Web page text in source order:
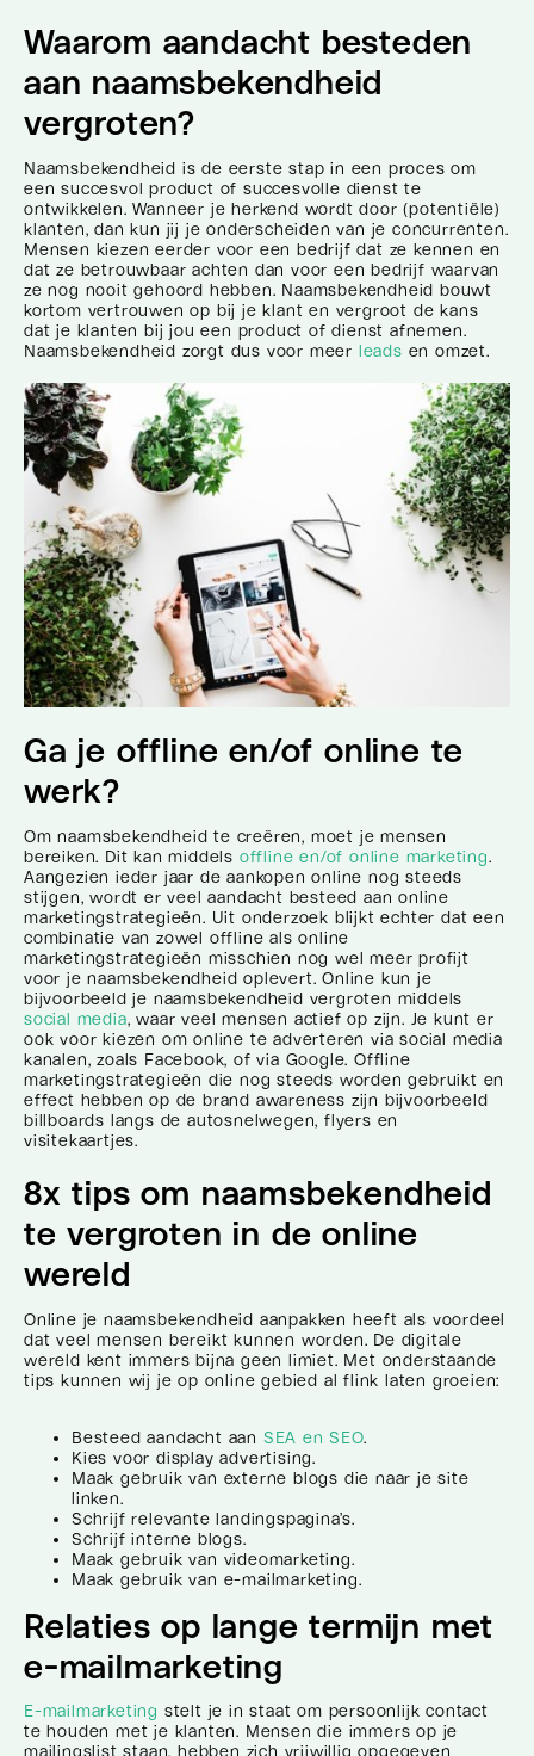
Waarom aandacht besteden
aan naamsbekendheid
vergroten?
Naamsbekendheid is de eerste stap in een proces om
een succesvol product of succesvolle dienst te
ontwikkelen. Wanneer je herkend wordt door (potentiële)
klanten, dan kun jij je onderscheiden van je concurrenten.
Mensen kiezen eerder voor een bedrijf dat ze kennen en
dat ze betrouwbaar achten dan voor een bedrijf waarvan
ze nog nooit gehoord hebben. Naamsbekendheid bouwt
kortom vertrouwen op bij je klant en vergroot de kans
dat je klanten bij jou een product of dienst afnemen.
Naamsbekendheid zorgt dus voor meer leads en omzet.
Ga je offline en/of online te
werk?
Om naamsbekendheid te creëren, moet je mensen
bereiken. Dit kan middels offline en/of online marketing.
Aangezien ieder jaar de aankopen online nog steeds
stijgen, wordt er veel aandacht besteed aan online
marketingstrategieën. Uit onderzoek blijkt echter dat een
combinatie van zowel offline als online
marketingstrategieën misschien nog wel meer profijt
voor je naamsbekendheid oplevert. Online kun je
bijvoorbeeld je naamsbekendheid vergroten middels
social media, waar veel mensen actief op zijn. Je kunt er
ook voor kiezen om online te adverteren via social media
kanalen, zoals Facebook, of via Google. Offline
marketingstrategieën die nog steeds worden gebruikt en
effect hebben op de brand awareness zijn bijvoorbeeld
billboards langs de autosnelwegen, flyers en
visitekaartjes.
8x tips om naamsbekendheid
te vergroten in de online
wereld
Online je naamsbekendheid aanpakken heeft als voordeel
dat veel mensen bereikt kunnen worden. De digitale
wereld kent immers bijna geen limiet. Met onderstaande
tips kunnen wij je op online gebied al flink laten groeien:
Besteed aandacht aan SEA en SEO.
Kies voor display advertising.
Maak gebruik van externe blogs die naar je site
linken.
Schrijf relevante landingspagina’s.
Schrijf interne blogs.
Maak gebruik van videomarketing.
Maak gebruik van e-mailmarketing.
Relaties op lange termijn met
e-mailmarketing
E-mailmarketing stelt je in staat om persoonlijk contact
te houden met je klanten. Mensen die immers op je
mailingslist staan, hebben zich vrijwillig opgegeven